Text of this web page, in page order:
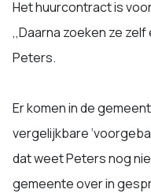
Het huurcontract is
,,Daarna zoeken ze zelf
Peters.
Er komen in de
vergelijkbare
dat weet Peters nog
gemeente over in